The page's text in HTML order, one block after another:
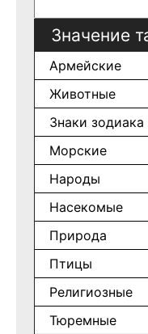
Значение
Армейские
Животные
Знаки зодиака
Морские
Народы
Насекомые
Природа
Птицы
Религиозные
Тюремные